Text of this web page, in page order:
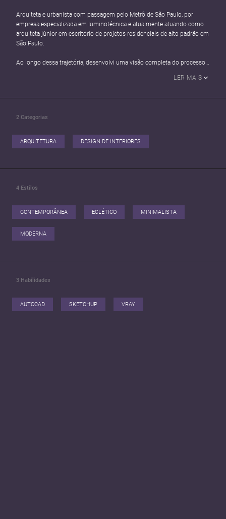
Arquiteta e urbanista com passagem pelo Metrô de São Paulo, por
empresa especializada em luminotécnica e atualmente atuando como
arquiteta júnior em escritório de projetos residenciais de alto padrão em
São Paulo.
Ao longo dessa trajetória, desenvolvi uma visão completa do processo
resultado visual. Hoje atendo também como freelancer, oferecendo os
modelagem 3D no SketchUp a partir de projetos existentes ou do zero;
e SketchUp Layout, incluindo caderno completo de projetos: marcenaria,
marmoraria, forro, elétrica, iluminação, acabamentos, demolir/construir
> Interiores: Projeto completo ou parcial de interiores e consultoria para
direta. Entre em contato comigo, vamos conversar!
LER MAIS
2 Categorias
ARQUITETURA DESIGN DE INTERIORES
4 Estilos
CONTEMPORÂNEA ECLÉTICO MINIMALISTA
MODERNA
3 Habilidades
AUTOCAD SKETCHUP VRAY